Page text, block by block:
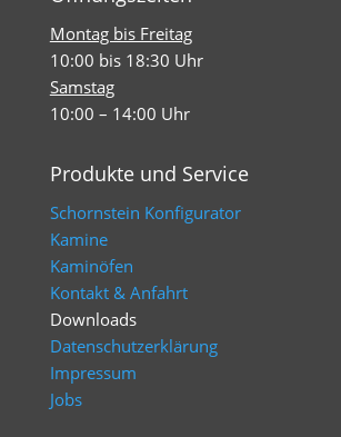
Montag bis Freitag
10:00 bis 18:30 Uhr
Samstag
10:00 – 14:00 Uhr
Produkte und Service
Schornstein Konfigurator
Kamine
Kaminöfen
Kontakt & Anfahrt
Downloads
Datenschutzerklärung
Impressum
Jobs